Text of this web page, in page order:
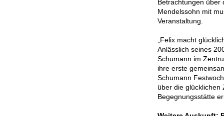
Betrachtungen über
Mendelssohn mit
Veranstaltung.
„Felix macht
Anlässlich seines
Schumann im
ihre erste
Schumann
über die glücklichen
Begegnungsstätte